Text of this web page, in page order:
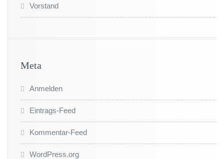
Vorstand
Meta
Anmelden
Eintrags-Feed
Kommentar-Feed
WordPress.org